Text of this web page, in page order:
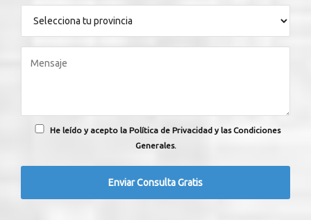
He leído y acepto la Política de Privacidad y las Condiciones
Generales.